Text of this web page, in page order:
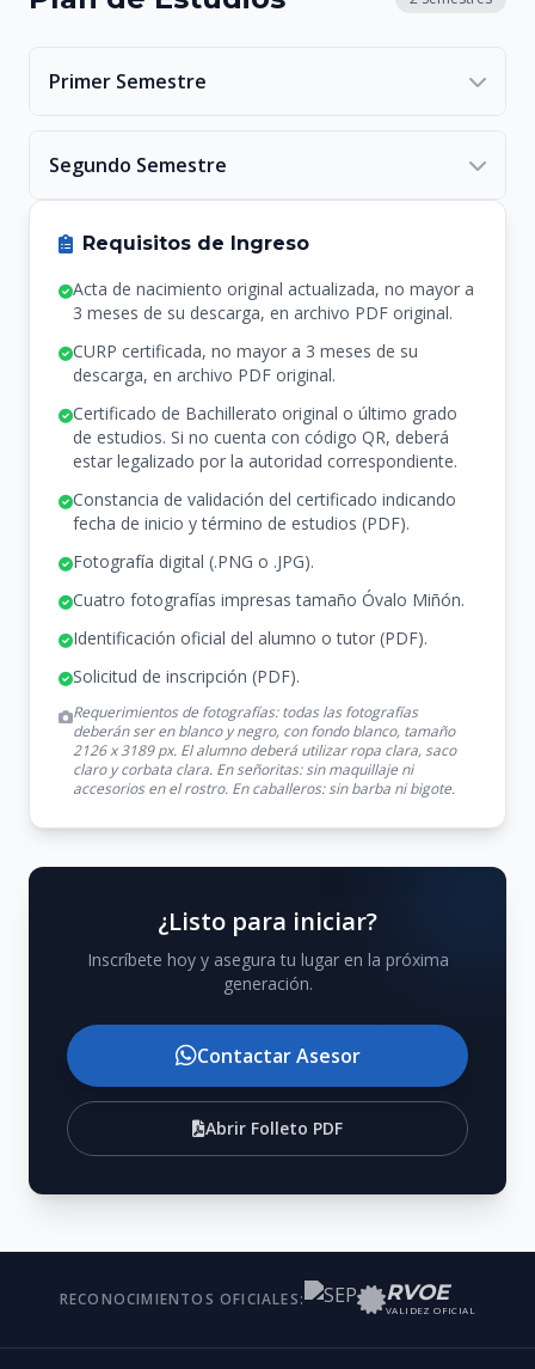
Primer Semestre
Historia y Trabajo Social
Ética
Economía Social
Derechos Humanos
Segundo Semestre
Metodología de la Investigación Social
Economía Social
Mediación y Resolución de Conflictos
Requisitos de Ingreso
Acta de nacimiento original actualizada, no mayor a
3 meses de su descarga, en archivo PDF original.
CURP certificada, no mayor a 3 meses de su
descarga, en archivo PDF original.
Certificado de Bachillerato original o último grado
de estudios. Si no cuenta con código QR, deberá
estar legalizado por la autoridad correspondiente.
Constancia de validación del certificado indicando
fecha de inicio y término de estudios (PDF).
Fotografía digital (.PNG o .JPG).
Cuatro fotografías impresas tamaño Óvalo Miñón.
Identificación oficial del alumno o tutor (PDF).
Solicitud de inscripción (PDF).
Requerimientos de fotografías: todas las fotografías
deberán ser en blanco y negro, con fondo blanco, tamaño
2126 x 3189 px. El alumno deberá utilizar ropa clara, saco
claro y corbata clara. En señoritas: sin maquillaje ni
accesorios en el rostro. En caballeros: sin barba ni bigote.
¿Listo para iniciar?
Inscríbete hoy y asegura tu lugar en la próxima
generación.
Contactar Asesor
Abrir Folleto PDF
RECONOCIMIENTOS OFICIALES: RVOE
VALIDEZ OFICIAL